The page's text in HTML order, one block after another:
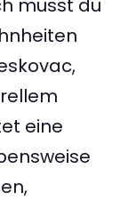
musst du
eine